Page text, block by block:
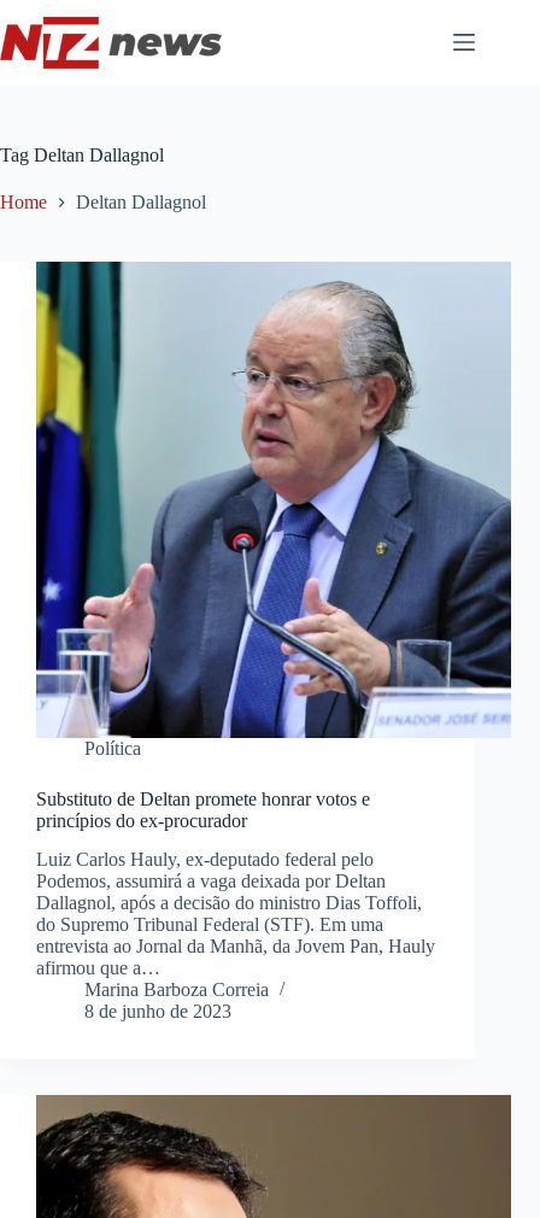
para
o
conteúdo
Tag Deltan Dallagnol
Home Deltan Dallagnol
Política
Substituto de Deltan promete honrar votos e
princípios do ex-procurador
Luiz Carlos Hauly, ex-deputado federal pelo
Podemos, assumirá a vaga deixada por Deltan
Dallagnol, após a decisão do ministro Dias Toffoli,
do Supremo Tribunal Federal (STF). Em uma
entrevista ao Jornal da Manhã, da Jovem Pan, Hauly
afirmou que a…
Marina Barboza Correia
8 de junho de 2023